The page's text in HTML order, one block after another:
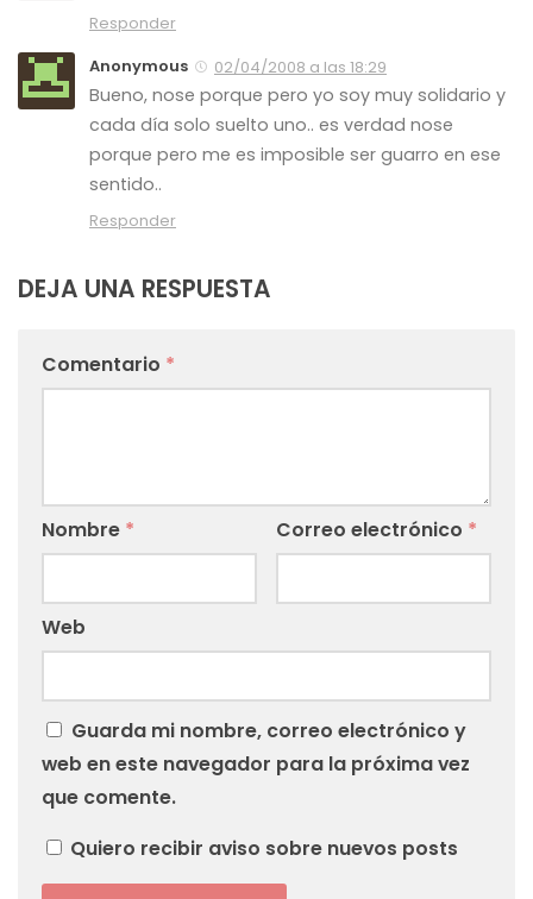
Responder
Anonymous
02/04/2008 a las 18:29
Bueno, nose porque pero yo soy muy solidario y
cada día solo suelto uno.. es verdad nose
porque pero me es imposible ser guarro en ese
sentido..
Responder
DEJA UNA RESPUESTA
Comentario *
Nombre * Correo electrónico *
Web
Guarda mi nombre, correo electrónico y
web en este navegador para la próxima vez
que comente.
Quiero recibir aviso sobre nuevos posts